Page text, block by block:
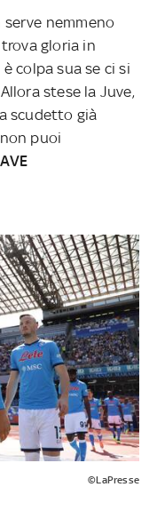
nemmeno
gloria in
colpa sua se ci si
stese la Juve,
scudetto già
puoi
©LaPresse